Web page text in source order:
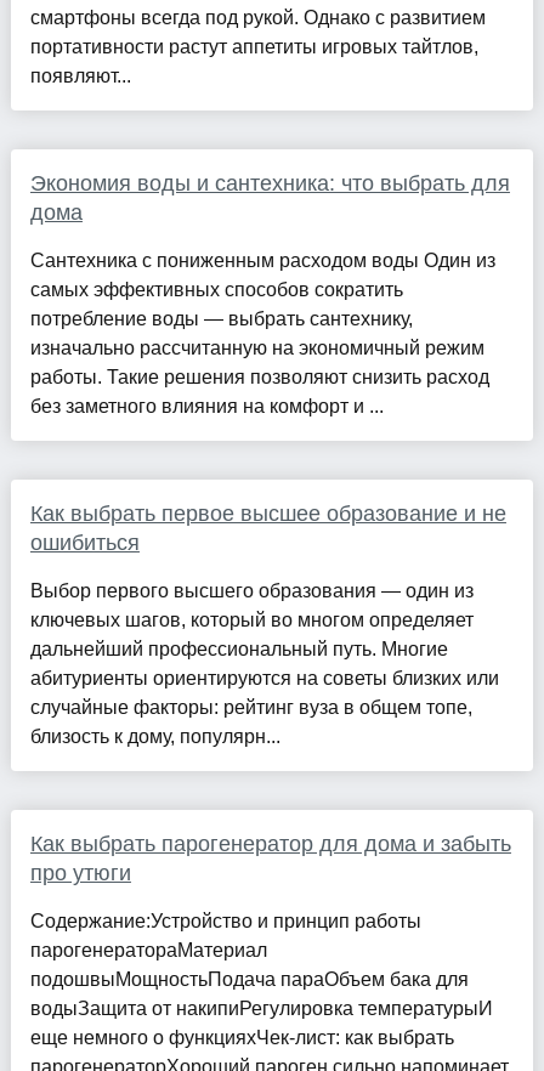
смартфоны всегда под рукой. Однако с развитием
портативности растут аппетиты игровых тайтлов,
появляют...
Экономия воды и сантехника: что выбрать для
дома
Сантехника с пониженным расходом воды Один из
самых эффективных способов сократить
потребление воды — выбрать сантехнику,
изначально рассчитанную на экономичный режим
работы. Такие решения позволяют снизить расход
без заметного влияния на комфорт и ...
Как выбрать первое высшее образование и не
ошибиться
Выбор первого высшего образования — один из
ключевых шагов, который во многом определяет
дальнейший профессиональный путь. Многие
абитуриенты ориентируются на советы близких или
случайные факторы: рейтинг вуза в общем топе,
близость к дому, популярн...
Как выбрать парогенератор для дома и забыть
про утюги
Содержание:Устройство и принцип работы
парогенератораМатериал
подошвыМощностьПодача параОбъем бака для
водыЗащита от накипиРегулировка температурыИ
еще немного о функцияхЧек-лист: как выбрать
парогенераторХороший пароген сильно напоминает